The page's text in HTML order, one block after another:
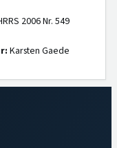
2006 Nr. 549
Karsten Gaede